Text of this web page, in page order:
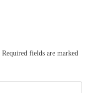
Required fields are marked